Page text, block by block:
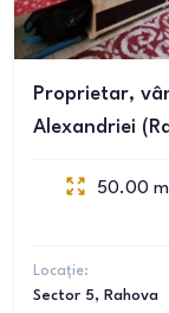
Proprietar,
Alexandriei
50.00 m
Locație:
Sector 5, Rahova